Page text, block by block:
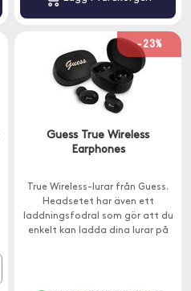
-23%
Guess True Wireless
Earphones
True Wireless-lurar från Guess.
Headsetet har även ett
laddningsfodral som gör att du
enkelt kan ladda dina lurar på